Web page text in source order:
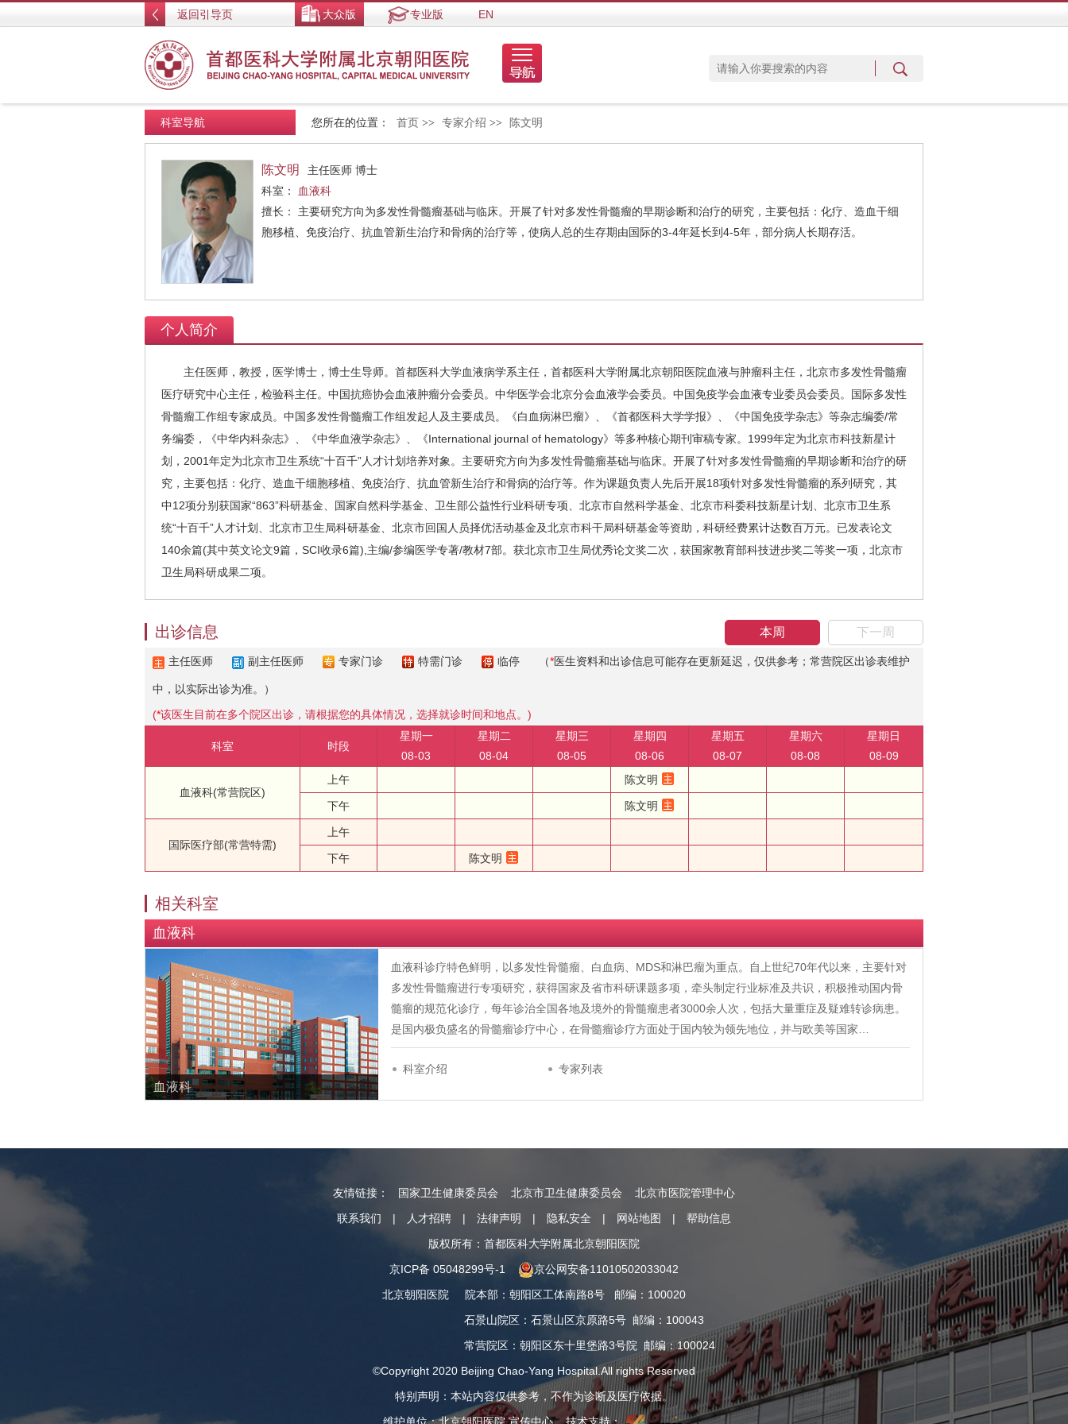
返回引导页 大众版 专业版 EN
您所在的位置： 首页 >> 专家介绍 >> 陈文明
科室导航
陈文明
主任医师 博士
科室：
血液科
擅长： 主要研究方向为多发性骨髓瘤基础与临床。开展了针对多发性骨髓瘤的早期诊断和治疗的研究，主要包括：化疗、造血干细
胞移植、免疫治疗、抗血管新生治疗和骨病的治疗等，使病人总的生存期由国际的3-4年延长到4-5年，部分病人长期存活。
个人简介
主任医师，教授，医学博士，博士生导师。首都医科大学血液病学系主任，首都医科大学附属北京朝阳医院血液与肿瘤科主任，北京市多发性骨髓瘤
医疗研究中心主任，检验科主任。中国抗癌协会血液肿瘤分会委员。中华医学会北京分会血液学会委员。中国免疫学会血液专业委员会委员。国际多发性
骨髓瘤工作组专家成员。中国多发性骨髓瘤工作组发起人及主要成员。《白血病淋巴瘤》、《首都医科大学学报》、《中国免疫学杂志》等杂志编委/常
务编委，《中华内科杂志》、《中华血液学杂志》、《International journal of hematology》等多种核心期刊审稿专家。1999年定为北京市科技新星计
划，2001年定为北京市卫生系统“十百千”人才计划培养对象。主要研究方向为多发性骨髓瘤基础与临床。开展了针对多发性骨髓瘤的早期诊断和治疗的研
究，主要包括：化疗、造血干细胞移植、免疫治疗、抗血管新生治疗和骨病的治疗等。作为课题负责人先后开展18项针对多发性骨髓瘤的系列研究，其
中12项分别获国家“863”科研基金、国家自然科学基金、卫生部公益性行业科研专项、北京市自然科学基金、北京市科委科技新星计划、北京市卫生系
统“十百千”人才计划、北京市卫生局科研基金、北京市回国人员择优活动基金及北京市科干局科研基金等资助，科研经费累计达数百万元。已发表论文
140余篇(其中英文论文9篇，SCI收录6篇),主编/参编医学专著/教材7部。获北京市卫生局优秀论文奖二次，获国家教育部科技进步奖二等奖一项，北京市
卫生局科研成果二项。
本周 下一周
出诊信息
主任医师 副主任医师 专家门诊 特需门诊 临停 （*医生资料和出诊信息可能存在更新延迟，仅供参考；常营院区出诊表维护
中，以实际出诊为准。）
(*该医生目前在多个院区出诊，请根据您的具体情况，选择就诊时间和地点。)
科室 时段
星期一
08-03
星期二
08-04
星期三
08-05
星期四
08-06
星期五
08-07
星期六
08-08
星期日
08-09
血液科(常营院区)
上午 陈文明
下午 陈文明
国际医疗部(常营特需)
上午
下午 陈文明
相关科室
血液科
血液科
血液科诊疗特色鲜明，以多发性骨髓瘤、白血病、MDS和淋巴瘤为重点。自上世纪70年代以来，主要针对
多发性骨髓瘤进行专项研究，获得国家及省市科研课题多项，牵头制定行业标准及共识，积极推动国内骨
髓瘤的规范化诊疗，每年诊治全国各地及境外的骨髓瘤患者3000余人次，包括大量重症及疑难转诊病患。
是国内极负盛名的骨髓瘤诊疗中心，在骨髓瘤诊疗方面处于国内较为领先地位，并与欧美等国家…
科室介绍 专家列表
友情链接： 国家卫生健康委员会 北京市卫生健康委员会
北京市医院管理中心
联系我们
| 人才招聘 | 法律声明 | 隐私安全 | 网站地图 |
帮助信息
版权所有：首都医科大学附属北京朝阳医院
京ICP备 05048299号-1
京公网安备11010502033042
北京朝阳医院
院本部 ： 朝阳区工体南路8号 邮编：100020
石景山院区 ： 石景山区京原路5号 邮编：100043
常营院区 ： 朝阳区东十里堡路3号院 邮编：100024
©Copyright 2020 Beijing Chao-Yang Hospital.All rights Reserved
特别声明：本站内容仅供参考，不作为诊断及医疗依据。